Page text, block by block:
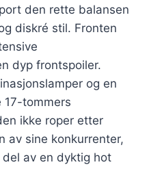
den rette balansen
diskré stil. Fronten
dyp frontspoiler.
og en
17-tommers
ikke roper etter
av sine konkurrenter,
av en dyktig hot